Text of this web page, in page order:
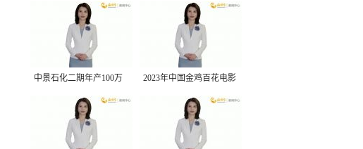
中景石化二期年产100万
吨丙烷脱氢项目建成中交
2023年中国金鸡百花电影
节有福电影巡展31日启动